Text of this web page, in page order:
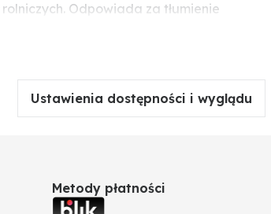
Odpowiada za tłumienie
podczas długotrwałej
Ustawienia dostępności i wyglądu
Metody płatności